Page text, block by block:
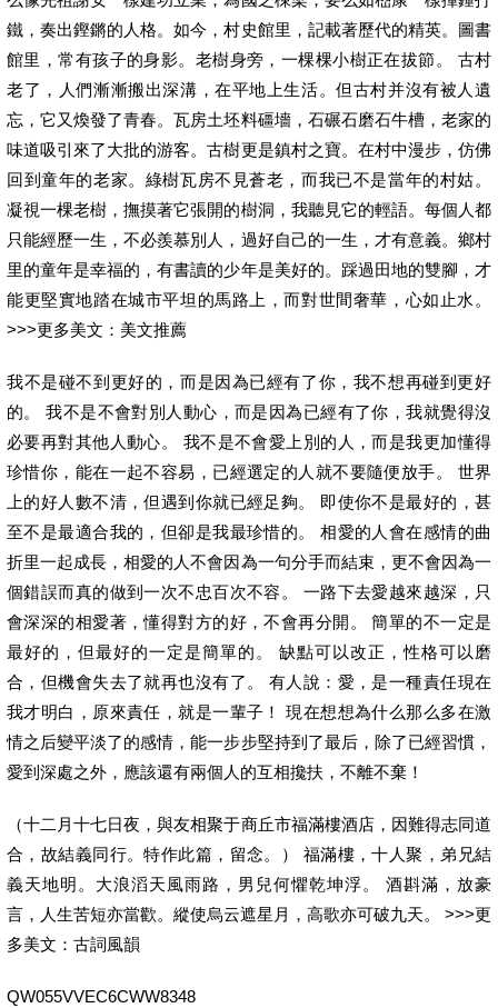
鐵，奏出鏗鏘的人格。如今，村史館里，記載著歷代的精英。圖書
館里，常有孩子的身影。老樹身旁，一棵棵小樹正在拔節。 古村
老了，人們漸漸搬出深溝，在平地上生活。但古村并沒有被人遺
忘，它又煥發了青春。瓦房土坯料礓墻，石碾石磨石牛槽，老家的
味道吸引來了大批的游客。古樹更是鎮村之寶。在村中漫步，仿佛
回到童年的老家。綠樹瓦房不見蒼老，而我已不是當年的村姑。
凝視一棵老樹，撫摸著它張開的樹洞，我聽見它的輕語。每個人都
只能經歷一生，不必羨慕別人，過好自己的一生，才有意義。鄉村
里的童年是幸福的，有書讀的少年是美好的。踩過田地的雙腳，才
能更堅實地踏在城市平坦的馬路上，而對世間奢華，心如止水。
>>>更多美文：美文推薦
我不是碰不到更好的，而是因為已經有了你，我不想再碰到更好
的。 我不是不會對別人動心，而是因為已經有了你，我就覺得沒
必要再對其他人動心。 我不是不會愛上別的人，而是我更加懂得
珍惜你，能在一起不容易，已經選定的人就不要隨便放手。 世界
上的好人數不清，但遇到你就已經足夠。 即使你不是最好的，甚
至不是最適合我的，但卻是我最珍惜的。 相愛的人會在感情的曲
折里一起成長，相愛的人不會因為一句分手而結束，更不會因為一
個錯誤而真的做到一次不忠百次不容。 一路下去愛越來越深，只
會深深的相愛著，懂得對方的好，不會再分開。 簡單的不一定是
最好的，但最好的一定是簡單的。 缺點可以改正，性格可以磨
合，但機會失去了就再也沒有了。 有人說：愛，是一種責任現在
我才明白，原來責任，就是一輩子！ 現在想想為什么那么多在激
情之后變平淡了的感情，能一步步堅持到了最后，除了已經習慣，
愛到深處之外，應該還有兩個人的互相攙扶，不離不棄！
（十二月十七日夜，與友相聚于商丘市福滿樓酒店，因難得志同道
合，故結義同行。特作此篇，留念。） 福滿樓，十人聚，弟兄結
義天地明。大浪滔天風雨路，男兒何懼乾坤浮。 酒斟滿，放豪
言，人生苦短亦當歡。縱使烏云遮星月，高歌亦可破九天。 >>>更
多美文：古詞風韻
QW055VVEC6CWW8348